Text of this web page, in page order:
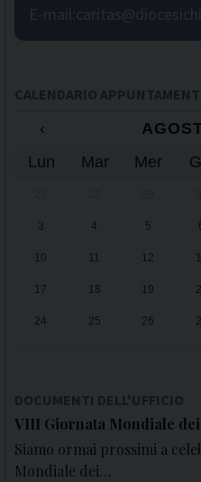
E-
CALENDARIO
‹
Lun
Mar Mer
3 4 5
10 11 12
17 18 19
24 25 26
DOCUMENTI DELL'UFFICIO
VIII Giornata Mondiale
Siamo ormai prossimi a
Mondiale dei…